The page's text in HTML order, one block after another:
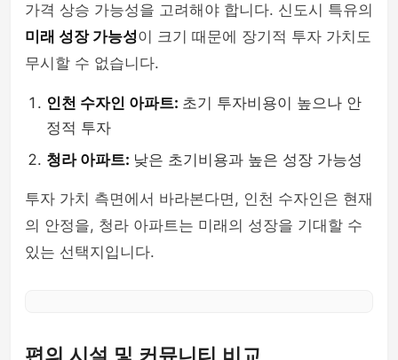
가격 상승 가능성을 고려해야 합니다. 신도시 특유의
미래 성장 가능성이 크기 때문에 장기적 투자 가치도
무시할 수 없습니다.
인천 수자인 아파트: 초기 투자비용이 높으나 안
정적 투자
청라 아파트: 낮은 초기비용과 높은 성장 가능성
투자 가치 측면에서 바라본다면, 인천 수자인은 현재
의 안정을, 청라 아파트는 미래의 성장을 기대할 수
있는 선택지입니다.
편의 시설 및 커뮤니티 비교